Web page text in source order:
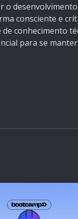
consciente e
conhecimento
para se